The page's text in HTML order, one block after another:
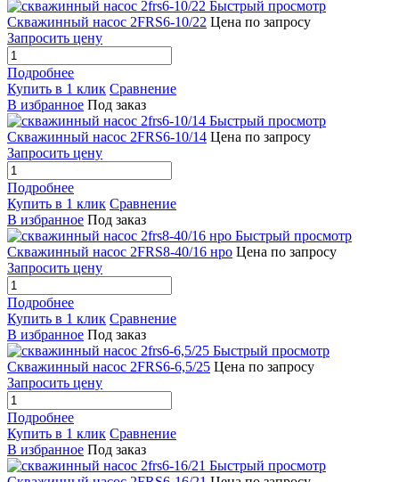
Быстрый просмотр
Скважинный насос 2FRS6-10/22 Цена по запросу
Запросить цену
Подробнее
Купить в 1 клик Сравнение
В избранное Под заказ
Быстрый просмотр
Скважинный насос 2FRS6-10/14 Цена по запросу
Запросить цену
Подробнее
Купить в 1 клик Сравнение
В избранное Под заказ
Быстрый просмотр
Скважинный насос 2FRS8-40/16 нро Цена по запросу
Запросить цену
Подробнее
Купить в 1 клик Сравнение
В избранное Под заказ
Быстрый просмотр
Скважинный насос 2FRS6-6,5/25 Цена по запросу
Запросить цену
Подробнее
Купить в 1 клик Сравнение
В избранное Под заказ
Быстрый просмотр